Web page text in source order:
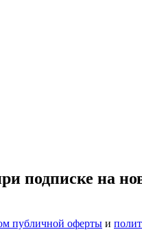
подписке на
публичной оферты и